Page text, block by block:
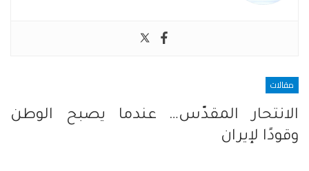
مقالات
الانتحار المقدّس… عندما يصبح الوطن
وقودًا لإيران